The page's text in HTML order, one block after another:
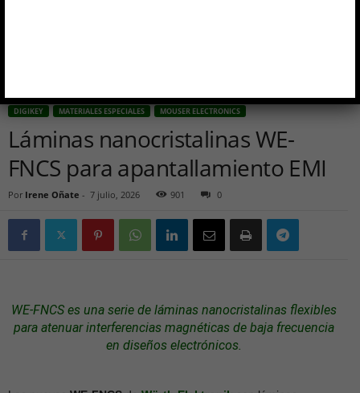
DIGIKEY MATERIALES ESPECIALES MOUSER ELECTRONICS
Láminas nanocristalinas WE-
FNCS para apantallamiento EMI
Por Irene Oñate - 7 julio, 2026 901 0
WE-FNCS es una serie de láminas nanocristalinas flexibles
para atenuar interferencias magnéticas de baja frecuencia
en diseños electrónicos.